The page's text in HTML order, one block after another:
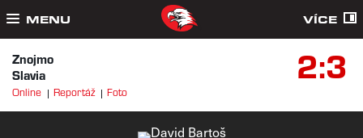
MENU VÍCE
Znojmo
Slavia
2:3
Online Reportáž Foto